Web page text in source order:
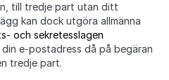
till tredje part utan ditt
kan dock utgöra allmänna
och sekretesslagen
e-postadress då på begäran
tredje part.